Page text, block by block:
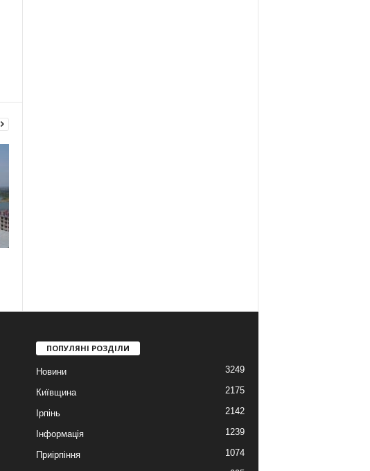
ПОПУЛЯНІ РОЗДІЛИ
Новини 3249
Київщина 2175
Ірпінь 2142
Інформація 1239
Приірпіння 1074